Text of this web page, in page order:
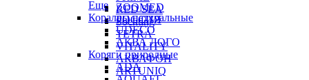
RED SEA
Sochting
TETRA
VITALITY
АКВАФОН
ARTUNIQ
ZOOMED
РОССИЯ
Еще
Кораллы натуральные
UDECO
АКВА ЛОГО
Коряги природные
ADA